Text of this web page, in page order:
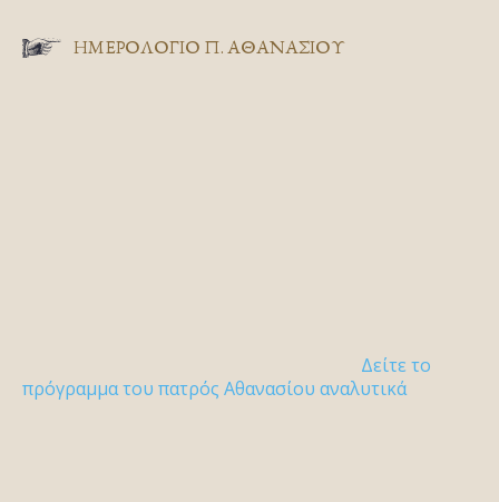
ΗΜΕΡΟΛΟΓΙΟ Π. ΑΘΑΝΑΣΙΟΥ
Δείτε το
πρόγραμμα του πατρός Αθανασίου αναλυτικά